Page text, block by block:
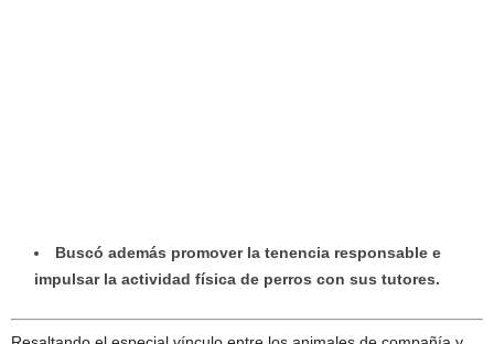
Buscó además promover la tenencia responsable e
impulsar la actividad física de perros con sus tutores.